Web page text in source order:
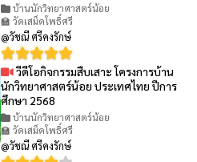
บ้านนักวิทยาศาสตร์น้อย
🏫 วัดเสม็ดโพธิ์ศรี
@วัชณี ศรีคงรักษ์
วีดีโอกิจกรรมสืบเสาะ โครงการบ้าน
นักวิทยาศาสตร์น้อย ประเทศไทย ปีการ
ศึกษา 2568
บ้านนักวิทยาศาสตร์น้อย
🏫 วัดเสม็ดโพธิ์ศรี
@วัชณี ศรีคงรักษ์